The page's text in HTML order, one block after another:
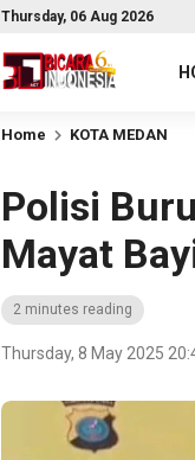
Thursday, 06 Aug 2026
Home KOTA MEDAN
Polisi
Mayat
2 minutes reading
Thursday, 8 May 2025